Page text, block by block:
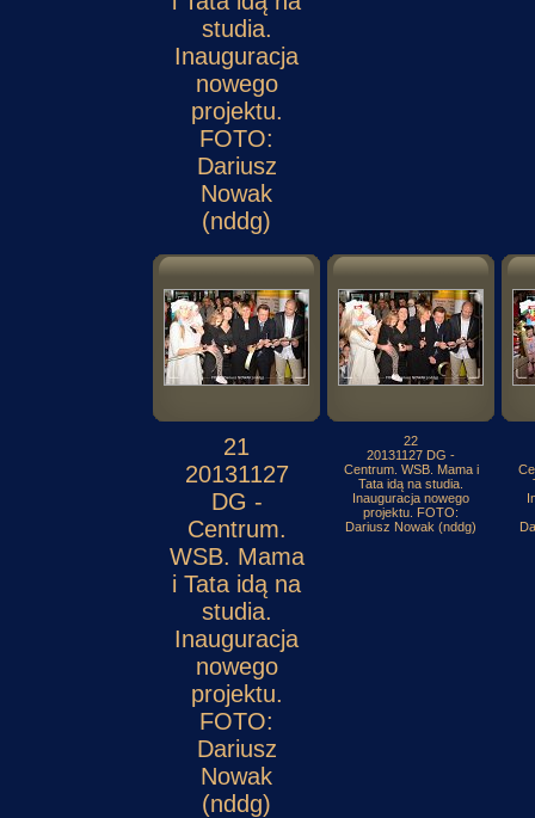
studia.
Inauguracja
nowego
projektu.
FOTO:
Dariusz
Nowak
(nddg)
21
20131127
DG -
Centrum.
WSB. Mama
i Tata idą na
studia.
Inauguracja
nowego
projektu.
FOTO:
Dariusz
Nowak
(nddg)
22
20131127 DG -
Centrum. WSB. Mama i
Tata idą na studia.
Inauguracja nowego
projektu. FOTO:
Dariusz Nowak (nddg)